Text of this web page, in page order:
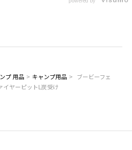
プ 用品 > キャンプ用品 > ブービーフェ
イヤーピットL炭受け